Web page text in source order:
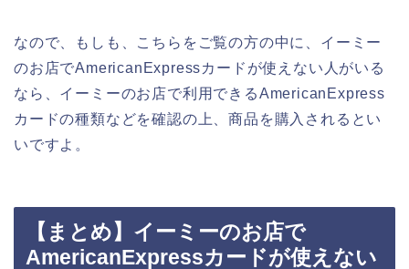
なので、もしも、こちらをご覧の方の中に、イーミー
のお店でAmericanExpressカードが使えない人がいる
なら、イーミーのお店で利用できるAmericanExpress
カードの種類などを確認の上、商品を購入されるとい
いですよ。
【まとめ】イーミーのお店で
AmericanExpressカードが使えない